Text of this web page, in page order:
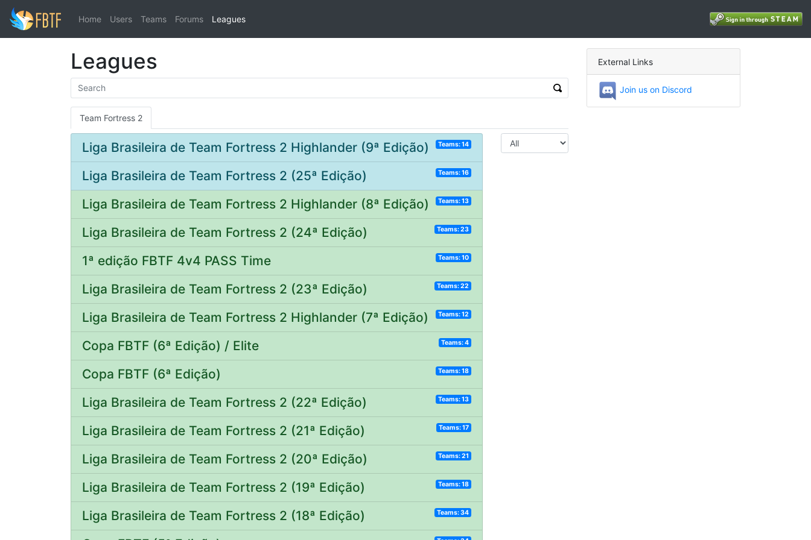
Home Users Teams Forums Leagues
Leagues
Team Fortress 2
Liga Brasileira de Team Fortress 2 Highlander (9ª Edição) Teams: 14
Liga Brasileira de Team Fortress 2 (25ª Edição) Teams: 16
Liga Brasileira de Team Fortress 2 Highlander (8ª Edição) Teams: 13
Liga Brasileira de Team Fortress 2 (24ª Edição) Teams: 23
1ª edição FBTF 4v4 PASS Time Teams: 10
Liga Brasileira de Team Fortress 2 (23ª Edição) Teams: 22
Liga Brasileira de Team Fortress 2 Highlander (7ª Edição) Teams: 12
Copa FBTF (6ª Edição) / Elite Teams: 4
Copa FBTF (6ª Edição) Teams: 18
Liga Brasileira de Team Fortress 2 (22ª Edição) Teams: 13
Liga Brasileira de Team Fortress 2 (21ª Edição) Teams: 17
Liga Brasileira de Team Fortress 2 (20ª Edição) Teams: 21
Liga Brasileira de Team Fortress 2 (19ª Edição) Teams: 18
Liga Brasileira de Team Fortress 2 (18ª Edição) Teams: 34
External Links
Join us on Discord